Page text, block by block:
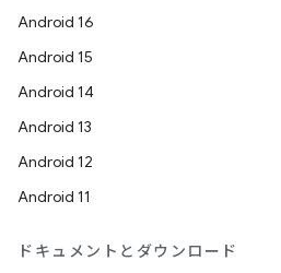
Android 16
Android 15
Android 14
Android 13
Android 12
Android 11
ドキュメントとダウンロード